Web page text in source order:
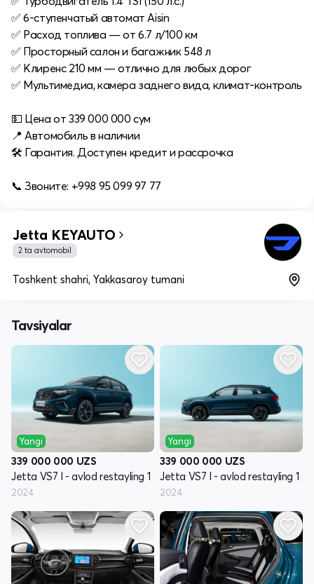
✅ 6-ступенчатый автомат Aisin
✅ Расход топлива — от 6.7 л/100 км
✅ Просторный салон и багажник 548 л
✅ Клиренс 210 мм — отлично для любых дорог
✅ Мультимедиа, камера заднего вида, климат-контроль
💵 Цена от 339 000 000 сум
📍 Автомобиль в наличии
🛠 Гарантия. Доступен кредит и рассрочка
📞 Звоните: +998 95 099 97 77
Jetta KEYAUTO
2 ta avtomobil
Toshkent shahri, Yakkasaroy tumani
Tavsiyalar
Yangi
339 000 000 UZS
Jetta VS7 I - avlod restayling 1
2024
Yangi
339 000 000 UZS
Jetta VS7 I - avlod restayling 1
2024